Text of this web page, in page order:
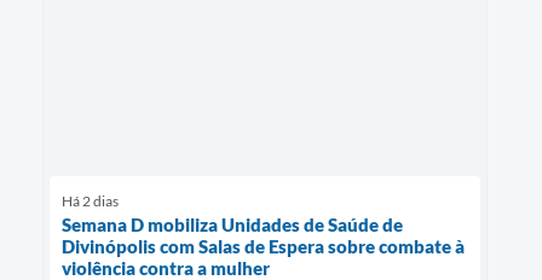
Há 2 dias
Semana D mobiliza Unidades de Saúde de
Divinópolis com Salas de Espera sobre combate à
violência contra a mulher